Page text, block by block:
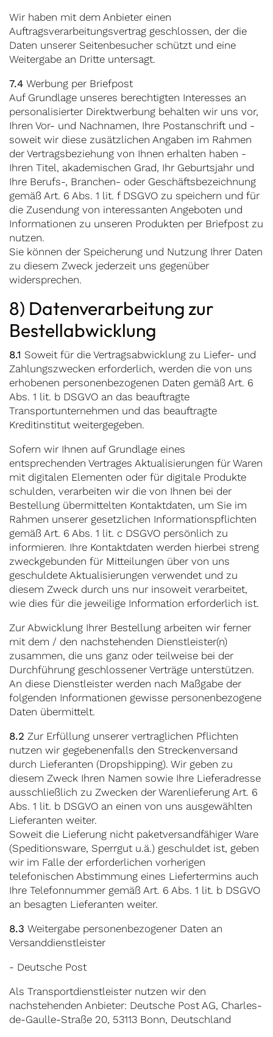
Wir haben mit dem Anbieter einen
Auftragsverarbeitungsvertrag geschlossen, der die
Daten unserer Seitenbesucher schützt und eine
Weitergabe an Dritte untersagt.
7.4 Werbung per Briefpost
Auf Grundlage unseres berechtigten Interesses an
personalisierter Direktwerbung behalten wir uns vor,
Ihren Vor- und Nachnamen, Ihre Postanschrift und -
soweit wir diese zusätzlichen Angaben im Rahmen
der Vertragsbeziehung von Ihnen erhalten haben -
Ihren Titel, akademischen Grad, Ihr Geburtsjahr und
Ihre Berufs-, Branchen- oder Geschäftsbezeichnung
gemäß Art. 6 Abs. 1 lit. f DSGVO zu speichern und für
die Zusendung von interessanten Angeboten und
Informationen zu unseren Produkten per Briefpost zu
nutzen.
Sie können der Speicherung und Nutzung Ihrer Daten
zu diesem Zweck jederzeit uns gegenüber
widersprechen.
8) Datenverarbeitung zur
Bestellabwicklung
8.1 Soweit für die Vertragsabwicklung zu Liefer- und
Zahlungszwecken erforderlich, werden die von uns
erhobenen personenbezogenen Daten gemäß Art. 6
Abs. 1 lit. b DSGVO an das beauftragte
Transportunternehmen und das beauftragte
Kreditinstitut weitergegeben.
Sofern wir Ihnen auf Grundlage eines
entsprechenden Vertrages Aktualisierungen für Waren
mit digitalen Elementen oder für digitale Produkte
schulden, verarbeiten wir die von Ihnen bei der
Bestellung übermittelten Kontaktdaten, um Sie im
Rahmen unserer gesetzlichen Informationspflichten
gemäß Art. 6 Abs. 1 lit. c DSGVO persönlich zu
informieren. Ihre Kontaktdaten werden hierbei streng
zweckgebunden für Mitteilungen über von uns
geschuldete Aktualisierungen verwendet und zu
diesem Zweck durch uns nur insoweit verarbeitet,
wie dies für die jeweilige Information erforderlich ist.
Zur Abwicklung Ihrer Bestellung arbeiten wir ferner
mit dem / den nachstehenden Dienstleister(n)
zusammen, die uns ganz oder teilweise bei der
Durchführung geschlossener Verträge unterstützen.
An diese Dienstleister werden nach Maßgabe der
folgenden Informationen gewisse personenbezogene
Daten übermittelt.
8.2 Zur Erfüllung unserer vertraglichen Pflichten
nutzen wir gegebenenfalls den Streckenversand
durch Lieferanten (Dropshipping). Wir geben zu
diesem Zweck Ihren Namen sowie Ihre Lieferadresse
ausschließlich zu Zwecken der Warenlieferung Art. 6
Abs. 1 lit. b DSGVO an einen von uns ausgewählten
Lieferanten weiter.
Soweit die Lieferung nicht paketversandfähiger Ware
(Speditionsware, Sperrgut u.ä.) geschuldet ist, geben
wir im Falle der erforderlichen vorherigen
telefonischen Abstimmung eines Liefertermins auch
Ihre Telefonnummer gemäß Art. 6 Abs. 1 lit. b DSGVO
an besagten Lieferanten weiter.
8.3 Weitergabe personenbezogener Daten an
Versanddienstleister
- Deutsche Post
Als Transportdienstleister nutzen wir den
nachstehenden Anbieter: Deutsche Post AG, Charles-
de-Gaulle-Straße 20, 53113 Bonn, Deutschland